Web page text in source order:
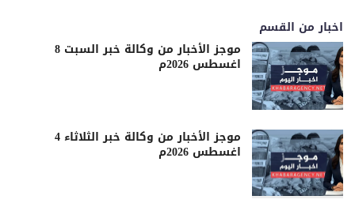
اخبار من القسم
موجز الأخبار من وكالة خبر السبت 8
اغسطس 2026م
موجز الأخبار من وكالة خبر الثلاثاء 4
اغسطس 2026م